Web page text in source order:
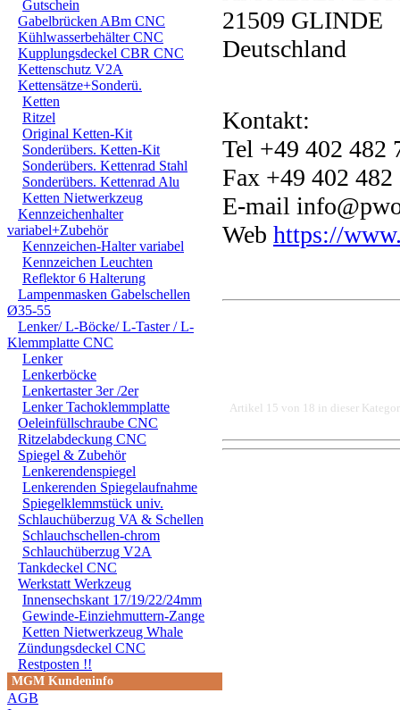
Gutschein
Gabelbrücken ABm CNC
Kühlwasserbehälter CNC
Kupplungsdeckel CBR CNC
Kettenschutz V2A
Kettensätze+Sonderü.
Ketten
Ritzel
Original Ketten-Kit
Sonderübers. Ketten-Kit
Sonderübers. Kettenrad Stahl
Sonderübers. Kettenrad Alu
Ketten Nietwerkzeug
Kennzeichenhalter
variabel+Zubehör
Kennzeichen-Halter variabel
Kennzeichen Leuchten
Reflektor 6 Halterung
Lampenmasken Gabelschellen
Ø35-55
Lenker/ L-Böcke/ L-Taster / L-
Klemmplatte CNC
Lenker
Lenkerböcke
Lenkertaster 3er /2er
Lenker Tachoklemmplatte
Oeleinfüllschraube CNC
Ritzelabdeckung CNC
Spiegel & Zubehör
Lenkerendenspiegel
Lenkerenden Spiegelaufnahme
Spiegelklemmstück univ.
Schlauchüberzug VA & Schellen
Schlauchschellen-chrom
Schlauchüberzug V2A
Tankdeckel CNC
Werkstatt Werkzeug
Innensechskant 17/19/22/24mm
Gewinde-Einziehmuttern-Zange
Ketten Nietwerkzeug Whale
Zündungsdeckel CNC
Restposten !!
MGM Kundeninfo
AGB
21509 GLINDE
Deutschland
Kontakt:
Tel +49 402 482
Fax +49 402 482
E-mail
Web https://
Artikel 15 von 18 in dieser